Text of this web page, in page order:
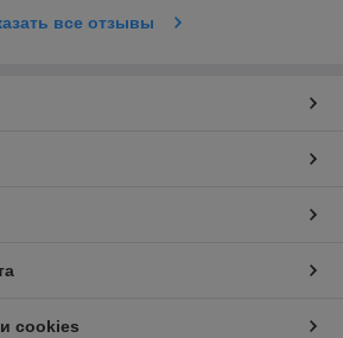
все отзывы
cookies